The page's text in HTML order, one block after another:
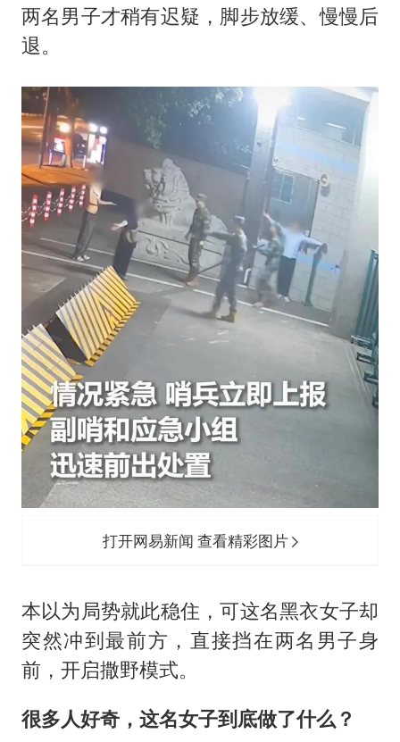
两名男子才稍有迟疑，脚步放缓、慢慢后
退。
打开网易新闻 查看精彩图片
本以为局势就此稳住，可这名黑衣女子却
突然冲到最前方，直接挡在两名男子身
前，开启撒野模式。
很多人好奇，这名女子到底做了什么？